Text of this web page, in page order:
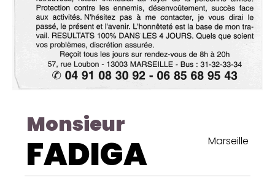
Monsieur
FADIGA Marseille